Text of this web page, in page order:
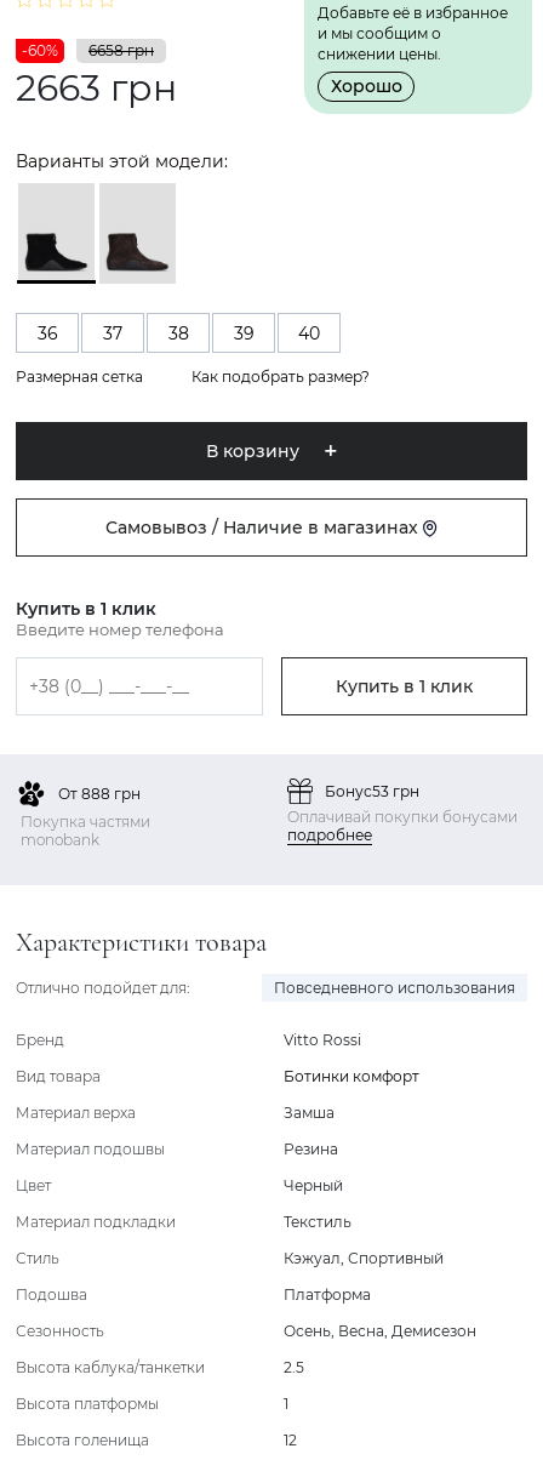
Добавьте её в избранное
и мы сообщим о
снижении цены.
Хорошо
-60% 6658 грн
2663 грн
Варианты этой модели:
36 37 38 39 40
Размерная сетка Как подобрать размер?
В корзину
Самовывоз / Наличие в магазинах
Купить в 1 клик
Введите номер телефона
Купить в 1 клик
От 888 грн
Покупка частями
monobank
Бонус53 грн
Оплачивай покупки бонусами
подробнее
Характеристики товара
Отлично подойдет для: Повседневного использования
Бренд
Vitto Rossi
Вид товара
Ботинки комфорт
Материал верха
Замша
Материал подошвы
Резина
Цвет
Черный
Материал подкладки
Текстиль
Стиль
Кэжуал, Спортивный
Подошва
Платформа
Сезонность
Осень, Весна, Демисезон
Высота каблука/танкетки
2.5
Высота платформы
1
Высота голенища
12